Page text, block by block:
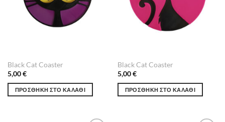
Black Cat Coaster
5,00€
ΠΡΟΣΘΉΚΗ ΣΤΟ ΚΑΛΆΘΙ
Black Cat Coaster
5,00€
ΠΡΟΣΘΉΚΗ ΣΤΟ ΚΑΛΆΘΙ